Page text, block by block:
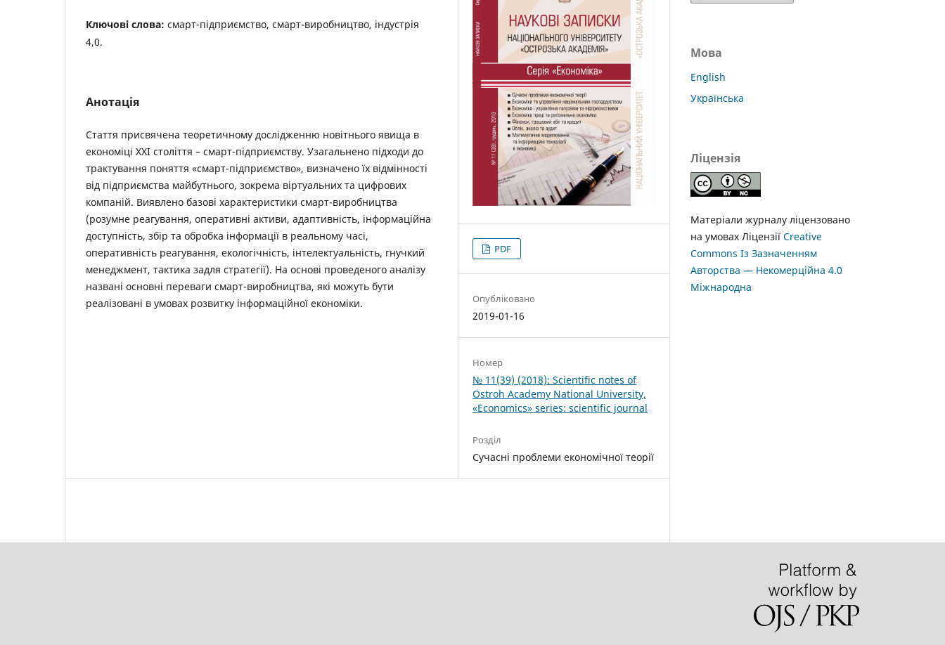
Ключові слова: смарт-підприємство, смарт-виробництво, індустрія
4,0.
Анотація
Стаття присвячена теоретичному дослідженню новітнього явища в
економіці ХХІ століття – смарт-підприємству. Узагальнено підходи до
трактування поняття «смарт-підприємство», визначено їх відмінності
від підприємства майбутнього, зокрема віртуальних та цифрових
компаній. Виявлено базові характеристики смарт-виробництва
(розумне реагування, оперативні активи, адаптивність, інформаційна
доступність, збір та обробка інформації в реальному часі,
оперативність реагування, екологічність, інтелектуальність, гнучкий
менеджмент, тактика задля стратегії). На основі проведеного аналізу
названі основні переваги смарт-виробництва, які можуть бути
реалізовані в умовах розвитку інформаційної економіки.
PDF
Опубліковано
2019-01-16
Номер
№ 11(39) (2018): Scientific notes of
Ostroh Academy National University,
«Economics» series: scientific journal
Розділ
Cучасні проблеми економічної теорії
Мова
English
Українська
Ліцензія
Матеріали журналу ліцензовано
на умовах Ліцензії Creative
Commons Із Зазначенням
Авторства — Некомерційна 4.0
Міжнародна